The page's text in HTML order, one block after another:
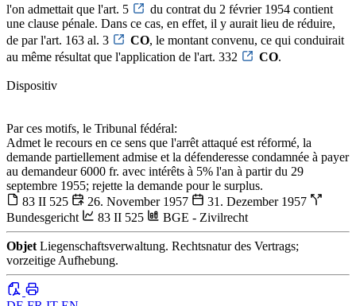
l'on admettait que l'art. 5
du contrat du 2 février 1954 contient
une clause pénale. Dans ce cas, en effet, il y aurait lieu de réduire,
de par l'art. 163 al. 3
CO, le montant convenu, ce qui conduirait
au même résultat que l'application de l'art. 332
CO.
Dispositiv
Par ces motifs, le Tribunal fédéral:
Admet le recours en ce sens que l'arrêt attaqué est réformé, la
demande partiellement admise et la défenderesse condamnée à payer
au demandeur 6000 fr. avec intérêts à 5% l'an à partir du 29
septembre 1955; rejette la demande pour le surplus.
83 II 525
26. November 1957
31. Dezember 1957
Bundesgericht
83 II 525 BGE - Zivilrecht
Objet Liegenschaftsverwaltung. Rechtsnatur des Vertrags;
vorzeitige Aufhebung.